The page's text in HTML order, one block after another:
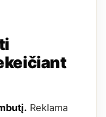
Reklama